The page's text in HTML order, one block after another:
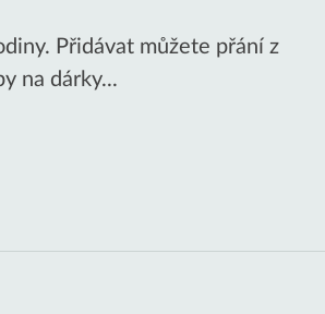
Přidávat můžete přání z
na dárky...